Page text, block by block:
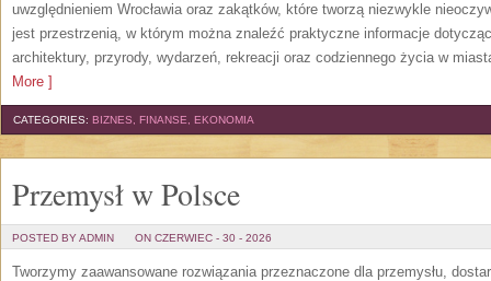
uwzględnieniem Wrocławia oraz zakątków, które tworzą niezwykle
jest przestrzenią, w którym można znaleźć praktyczne informacje
architektury, przyrody, wydarzeń, rekreacji oraz codziennego życia w
More ]
CATEGORIES: BIZNES, FINANSE, EKONOMIA
Przemysł w Polsce
POSTED BY ADMIN ON CZERWIEC - 30 - 2026
Tworzymy zaawansowane rozwiązania przeznaczone dla przemysłu,